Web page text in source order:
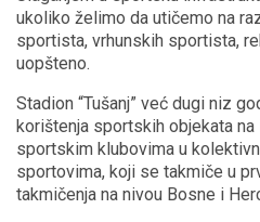
ukoliko želimo da utičemo na
sportista, vrhunskih sportista,
uopšteno.
Stadion “Tušanj” već dugi niz
korištenja sportskih objekata
sportskim klubovima u
sportovima, koji se takmiče u
takmičenja na nivou Bosne i